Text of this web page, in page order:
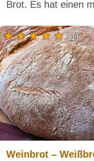
Brot. Es hat einen
Weinbrot –
(1)